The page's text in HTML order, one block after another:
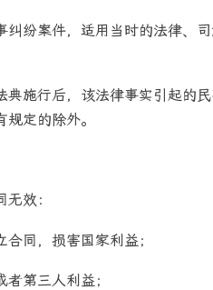
纠纷案件，适用当时的法律、
典施行后，该法律事实引起的
定的除外。
效：
合同，损害国家利益；
第三人利益；